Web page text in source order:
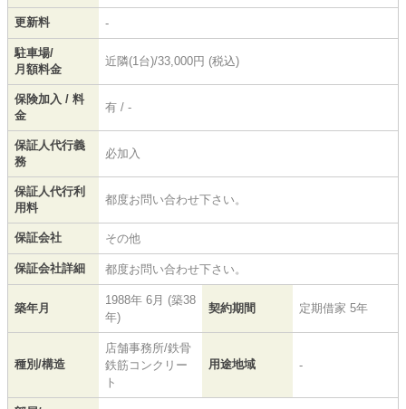
更新料 -
駐車場/
月額料金
近隣(1台)/33,000円 (税込)
保険加入 / 料
金
有 / -
保証人代行義
務
必加入
保証人代行利
用料
都度お問い合わせ下さい。
保証会社 その他
保証会社詳細 都度お問い合わせ下さい。
築年月
1988年 6月 (築38
年)
契約期間 定期借家 5年
種別/構造
店舗事務所/鉄骨
鉄筋コンクリー
ト
用途地域 -